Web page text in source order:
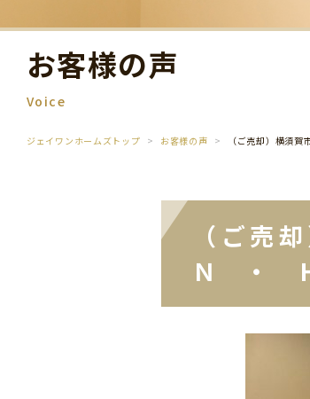
お客様の声
Voice
ジェイワンホームズトップ お客様の声 （ご売却）横
（ご売
Ｎ ・